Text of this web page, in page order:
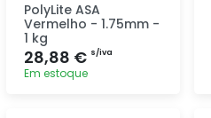
PolyLite ASA
Vermelho - 1.75mm -
1 kg
28,88 € s/iva
Em estoque